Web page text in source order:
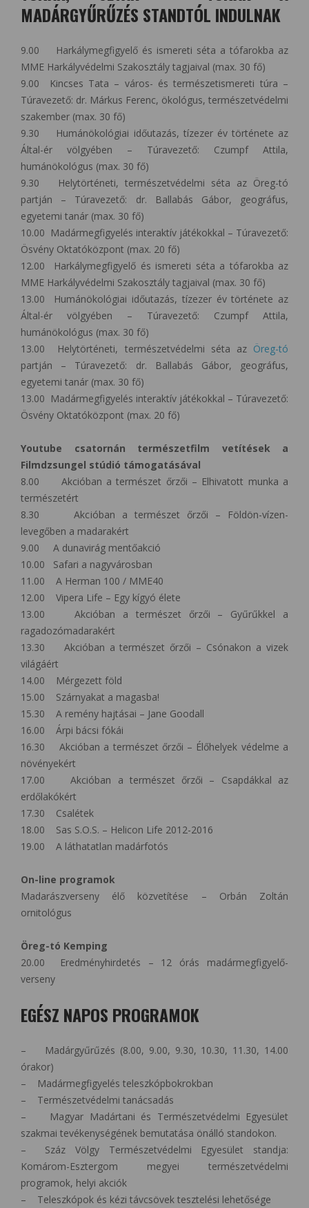
MADÁRGYŰRŰZÉS STANDTÓL INDULNAK
9.00 Harkálymegfigyelő és ismereti séta a tófarokba az
MME Harkályvédelmi Szakosztály tagjaival (max. 30 fő)
9.00 Kincses Tata – város- és természetismereti túra –
Túravezető: dr. Márkus Ferenc, ökológus, természetvédelmi
szakember (max. 30 fő)
9.30 Humánökológiai időutazás, tízezer év története az
Által-ér völgyében – Túravezető: Czumpf Attila,
humánökológus (max. 30 fő)
9.30 Helytörténeti, természetvédelmi séta az Öreg-tó
partján – Túravezető: dr. Ballabás Gábor, geográfus,
egyetemi tanár (max. 30 fő)
10.00 Madármegfigyelés interaktív játékokkal – Túravezető:
Ösvény Oktatóközpont (max. 20 fő)
12.00 Harkálymegfigyelő és ismereti séta a tófarokba az
MME Harkályvédelmi Szakosztály tagjaival (max. 30 fő)
13.00 Humánökológiai időutazás, tízezer év története az
Által-ér völgyében – Túravezető: Czumpf Attila,
humánökológus (max. 30 fő)
13.00 Helytörténeti, természetvédelmi séta az Öreg-tó
partján – Túravezető: dr. Ballabás Gábor, geográfus,
egyetemi tanár (max. 30 fő)
13.00 Madármegfigyelés interaktív játékokkal – Túravezető:
Ösvény Oktatóközpont (max. 20 fő)
Youtube csatornán természetfilm vetítések a
Filmdzsungel stúdió támogatásával
8.00 Akcióban a természet őrzői – Elhivatott munka a
természetért
8.30 Akcióban a természet őrzői – Földön-vízen-
levegőben a madarakért
9.00 A dunavirág mentőakció
10.00 Safari a nagyvárosban
11.00 A Herman 100 / MME40
12.00 Vipera Life – Egy kígyó élete
13.00 Akcióban a természet őrzői – Gyűrűkkel a
ragadozómadarakért
13.30 Akcióban a természet őrzői – Csónakon a vizek
világáért
14.00 Mérgezett föld
15.00 Szárnyakat a magasba!
15.30 A remény hajtásai – Jane Goodall
16.00 Árpi bácsi fókái
16.30 Akcióban a természet őrzői – Élőhelyek védelme a
növényekért
17.00 Akcióban a természet őrzői – Csapdákkal az
erdőlakókért
17.30 Csalétek
18.00 Sas S.O.S. – Helicon Life 2012-2016
19.00 A láthatatlan madárfotós
On-line programok
Madarászverseny élő közvetítése – Orbán Zoltán
ornitológus
Öreg-tó Kemping
20.00 Eredményhirdetés – 12 órás madármegfigyelő-
verseny
EGÉSZ NAPOS PROGRAMOK
– Madárgyűrűzés (8.00, 9.00, 9.30, 10.30, 11.30, 14.00
órakor)
– Madármegfigyelés teleszkópbokrokban
– Természetvédelmi tanácsadás
– Magyar Madártani és Természetvédelmi Egyesület
szakmai tevékenységének bemutatása önálló standokon.
– Száz Völgy Természetvédelmi Egyesület standja:
Komárom-Esztergom megyei természetvédelmi
programok, helyi akciók
– Teleszkópok és kézi távcsövek tesztelési lehetősége